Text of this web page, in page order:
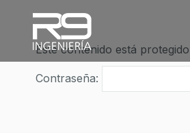
Este contenido está
Contraseña: